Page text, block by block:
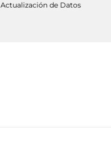
Actualización de Datos